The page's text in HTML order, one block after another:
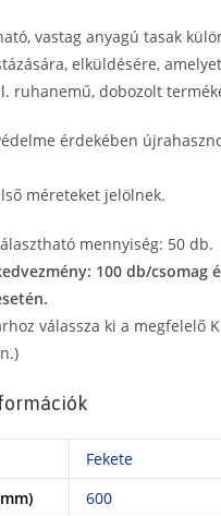
vastag anyagú tasak
elküldésére,
ruhanemű, dobozolt
érdekében
méreteket jelölnek.
mennyiség: 50 db.
100 db/csomag
válassza ki a megfelelő
Fekete
600